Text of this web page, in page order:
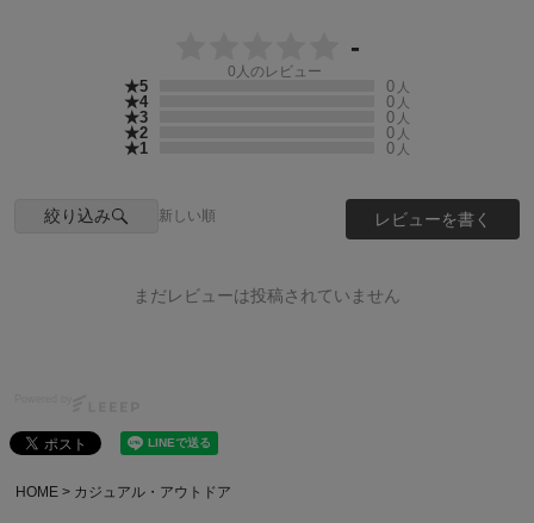
-
0 人のレビュー
★5 0 人
★4 0 人
★3 0 人
★2 0 人
★1 0 人
絞り込み 新しい順 レビューを書く
まだレビューは投稿されていません
HOME カジュアル・アウトドア